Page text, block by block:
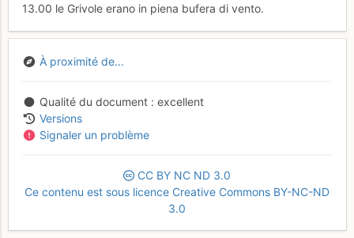
13.00 le Grivole erano in piena bufera di vento.
À proximité de...
Qualité du document
excellent
Versions
Signaler un problème
CC BY NC ND 3.0
Ce contenu est sous licence Creative Commons BY-NC-ND
3.0